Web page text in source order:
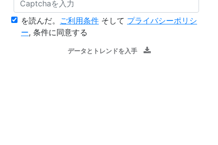
を読んだ。 ご利用条件 そして プライバシーポリシ
ー, 条件に同意する
データとトレンドを入手